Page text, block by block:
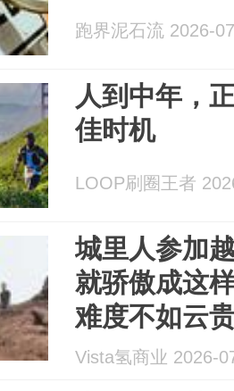
跑界泥石流 2026-
人到中年，
佳时机
LOOP刷圈王者
城里人参加
就骄傲成这
难度不如云
Vista氢商业 2026-